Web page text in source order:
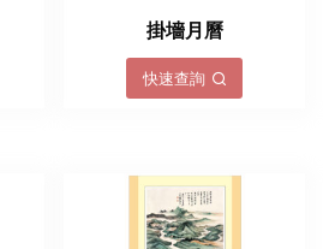
掛墻月曆
快速查詢